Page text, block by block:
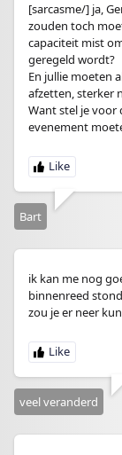
[sarcasme/] ja,
zouden toch
capaciteit mist
geregeld wordt?
En jullie moeten
afzetten, sterker
Want stel je voor
evenement
Bart
ik kan me nog
binnenreed
zou je er neer
veel veranderd